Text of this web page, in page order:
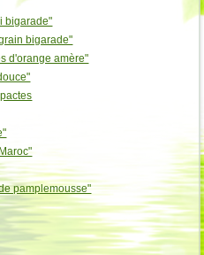
bigarade"
bigarade"
d'orange amère"
pamplemousse"